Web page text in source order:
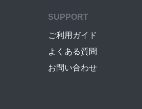
SUPPORT
ご利用ガイド
よくある質問
お問い合わせ